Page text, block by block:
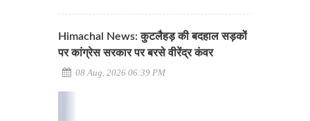
Himachal News: कुटलैहड़ की बदहाल सड़कों
पर कांग्रेस सरकार पर बरसे वीरेंद्र कंवर
08 Aug, 2026 06:39 PM